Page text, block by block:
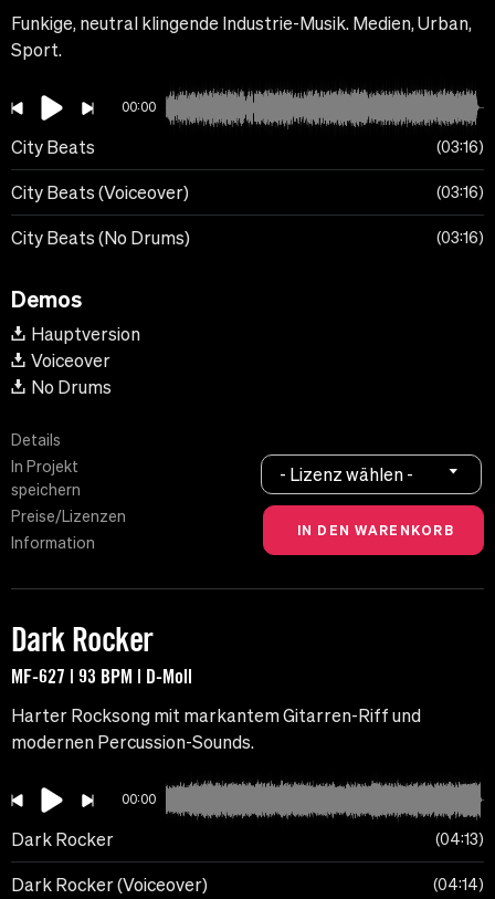
Funkige, neutral klingende Industrie-Musik. Medien, Urban,
Sport.
00:00
City Beats 03:16
City Beats (Voiceover) 03:16
City Beats (No Drums) 03:16
Demos
Hauptversion
Voiceover
No Drums
Details
In Projekt
speichern
Preise/Lizenzen
Information
- Lizenz wählen -
Dark Rocker
MF-627 | 93 BPM | D-Moll
Harter Rocksong mit markantem Gitarren-Riff und
modernen Percussion-Sounds.
00:00
Dark Rocker 04:13
Dark Rocker (Voiceover) 04:14